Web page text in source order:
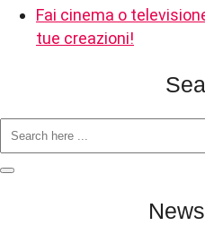
Fai cinema o
tue creazioni!